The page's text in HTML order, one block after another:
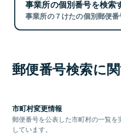
事業所の個別番号を検索
事業所の７けたの個別郵便番
郵便番号検索に
市町村変更情報
郵便番号を公表した市町村の一覧
しています。